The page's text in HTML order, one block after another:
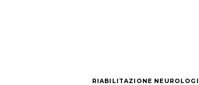
RIABILITAZIONE